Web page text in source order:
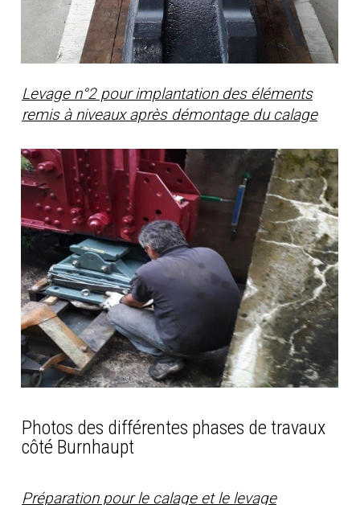
Levage n°2 pour implantation des éléments
remis à niveaux après démontage du calage
Photos des différentes phases de travaux
côté Burnhaupt
Préparation pour le calage et le levage